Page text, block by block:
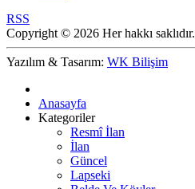
RSS
Copyright © 2026 Her hakkı saklıdır.
Yazılım & Tasarım: WK Bilişim
Anasayfa
Kategoriler
Resmî İlan
İlan
Güncel
Lapseki